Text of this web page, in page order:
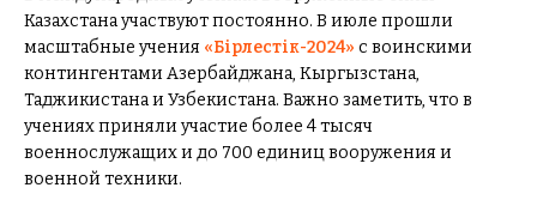
Казахстана участвуют постоянно. В июле прошли
масштабные учения «Бірлестік-2024» с воинскими
контингентами Азербайджана, Кыргызстана,
Таджикистана и Узбекистана. Важно заметить, что в
учениях приняли участие более 4 тысяч
военнослужащих и до 700 единиц вооружения и
военной техники.